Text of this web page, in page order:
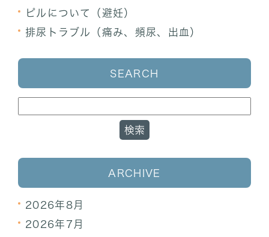
ピルについて（避妊）
排尿トラブル（痛み、頻尿、出血）
SEARCH
ARCHIVE
2026年8月
2026年7月